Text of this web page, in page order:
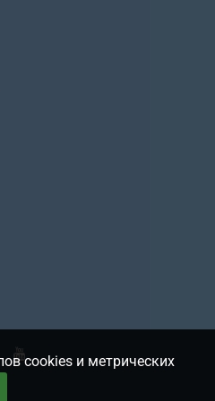
cookies и метрических